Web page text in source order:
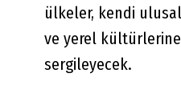
ülkeler, kendi
ve yerel
sergileyecek.